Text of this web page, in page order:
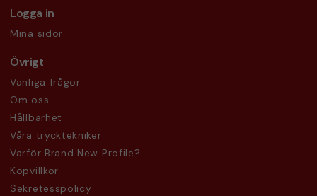
Logga in
Mina sidor
Övrigt
Vanliga frågor
Om oss
Hållbarhet
Våra trycktekniker
Varför Brand New Profile?
Köpvillkor
Sekretesspolicy